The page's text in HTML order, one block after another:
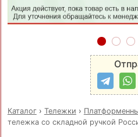
Каталог› Тележки ›
тележка со складной ручкой